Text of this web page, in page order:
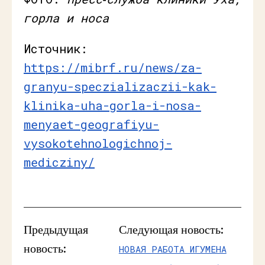
горла и носа
Источник:
https://mibrf.ru/news/za-
granyu-speczializaczii-kak-
klinika-uha-gorla-i-nosa-
menyaet-geografiyu-
vysokotehnologichnoj-
medicziny/
Предыдущая
новость:
Следующая новость:
НОВАЯ РАБОТА ИГУМЕНА